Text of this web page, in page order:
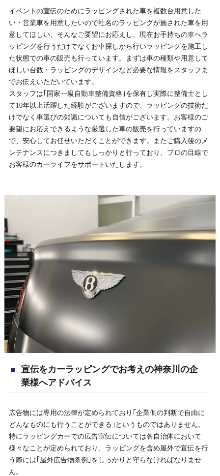
イベントの宣伝のためにラッピングされた車を複数台用意した
い・営業車を用意したいので社名のラッピングが施された車を用
意してほしい、そんなご要望にお応えし、現在お手持ちの車へラ
ッピングを行うだけでなくお車探しから行いラッピングを施工し
た状態での車の販売も行っています。まずは車の種類や用意して
ほしい台数・ラッピングのデザインなど必要な情報をスタッフま
でお伝えいただいています。
スタッフは｢国家一級自動車整備資格｣を保有し実際に整備士とし
て10年以上活躍した経験がございますので、ラッピングの技術だ
けでなく車選びの知識についても自信がございます。お客様のご
要望にお応えできるような厳選した車の販売を行っていますの
で、安心してお任せいただくことができます。またご購入後のメ
ンテナンスにつきましてもしっかりと行っており、プロの目線で
お客様のカーライフをサポートいたします。
宣伝をカーラッピングでお考えの神奈川の企
業様へアドバイス
広告物には専用の法律が定められており｢企業側の判断で自由に
どんなものにも行うことができる｣というものではありません。
特にラッピングカーでの広告宣伝については各自治体において
様々なことが定められており、ラッピングを含め屋外で宣伝を行
う際には｢屋外広告物条例｣をしっかりと守らなければなりませ
ん。